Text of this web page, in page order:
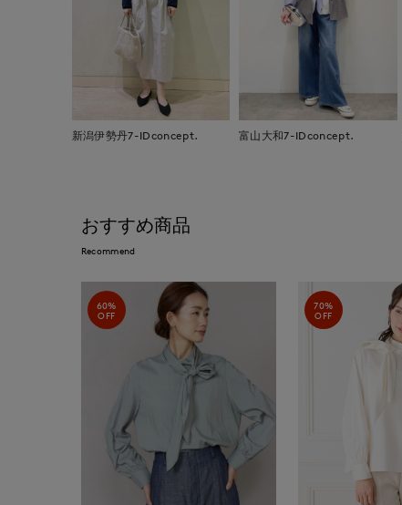
新潟伊勢丹7-IDconcept. 富山大和7-IDconcept.
おすすめ商品
Recommend
60%
OFF
70%
OFF